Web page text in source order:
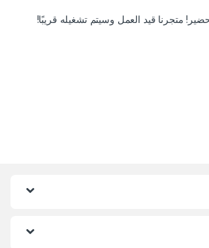
متجرنا قيد العمل وسيتم تشغيله قريبًا!